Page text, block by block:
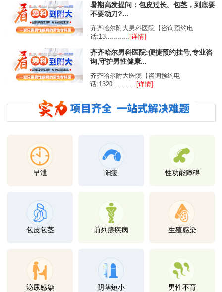
暑期高发提问：包皮过长、包茎，到底要
不要动刀?...
齐齐哈尔附大男科医院【咨询预约电
话:13............ [详情]
齐齐哈尔男科医院:便捷预约挂号,专业咨
询,守护男性健康...
齐齐哈尔附大医院【咨询预约电
话:1320............
[详情]
早泄 阳痿 性功能障碍
包皮包茎 前列腺疾病 生殖感染
泌尿感染 阴茎短小 男性不育